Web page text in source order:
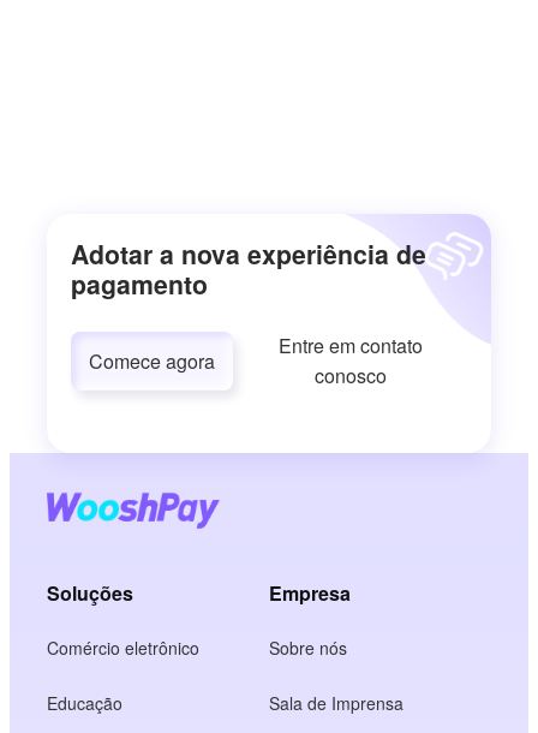
Adotar a nova experiência de
pagamento
Comece agora
Entre em contato
conosco
Soluções
Comércio eletrônico
Educação
Empresa
Sobre nós
Sala de Imprensa